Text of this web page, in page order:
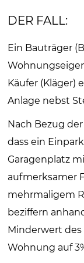
DER FALL:
Ein Bauträger
Käufer (Kläger)
Anlage nebst
Nach Bezug
dass ein
Garagenplatz
aufmerksamer
mehrmaligem
beziffern
Minderwert des
Wohnung auf